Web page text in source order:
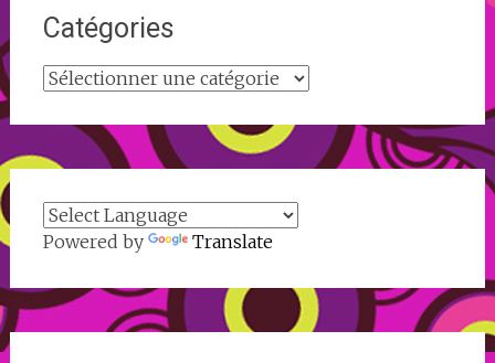
Catégories
Catégories
Powered by Translate